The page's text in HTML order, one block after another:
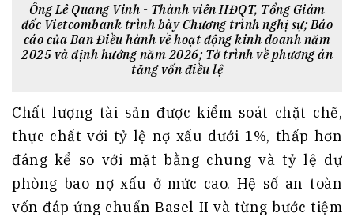
Ông Lê Quang Vinh - Thành viên HĐQT, Tổng Giám
đốc Vietcombank trình bày Chương trình nghị sự; Báo
cáo của Ban Điều hành về hoạt động kinh doanh năm
2025 và định hướng năm 2026; Tờ trình về phương án
tăng vốn điều lệ
Chất lượng tài sản được kiểm soát chặt chẽ,
thực chất với tỷ lệ nợ xấu dưới 1%, thấp hơn
đáng kể so với mặt bằng chung và tỷ lệ dự
phòng bao nợ xấu ở mức cao. Hệ số an toàn
vốn đáp ứng chuẩn Basel II và từng bước tiệm